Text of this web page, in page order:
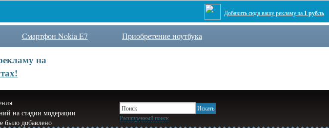
Добавить сюда вашу рекламу за 1 рубль
Смартфон Nokia E7 Приобретение ноутбука
на
Расширенный поиск
на стадии модерации
было добавлено